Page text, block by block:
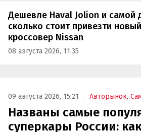
Дешевле Haval Jolion и самой
сколько стоит привезти
кроссовер Nissan
08 августа 2026, 11:35
09 августа 2026, 15:21 Авторынок,
Названы самые
суперкары России: